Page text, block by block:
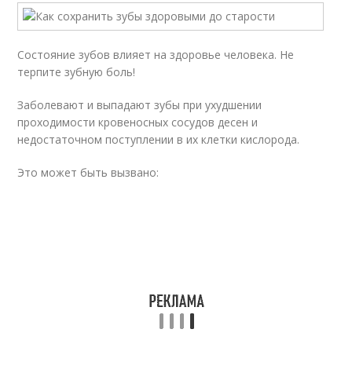
Состояние зубов влияет на здоровье человека. Не
терпите зубную боль!
Заболевают и выпадают зубы при ухудшении
проходимости кровеносных сосудов десен и
недостаточном поступлении в их клетки кислорода.
Это может быть вызвано: